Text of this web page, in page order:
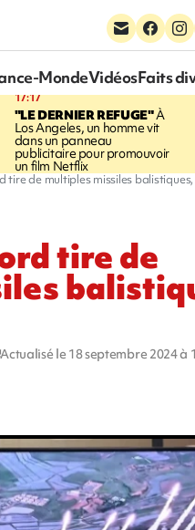
MondeVidéosFaits
17:17
"LE DERNIER REFUGE"À
Los Angeles, un homme vit
dans un panneau
publicitaire pour promouvoir
un film Netflix
tire de multiples missiles
tire de
Actualisé le 18 septembre 2024 à